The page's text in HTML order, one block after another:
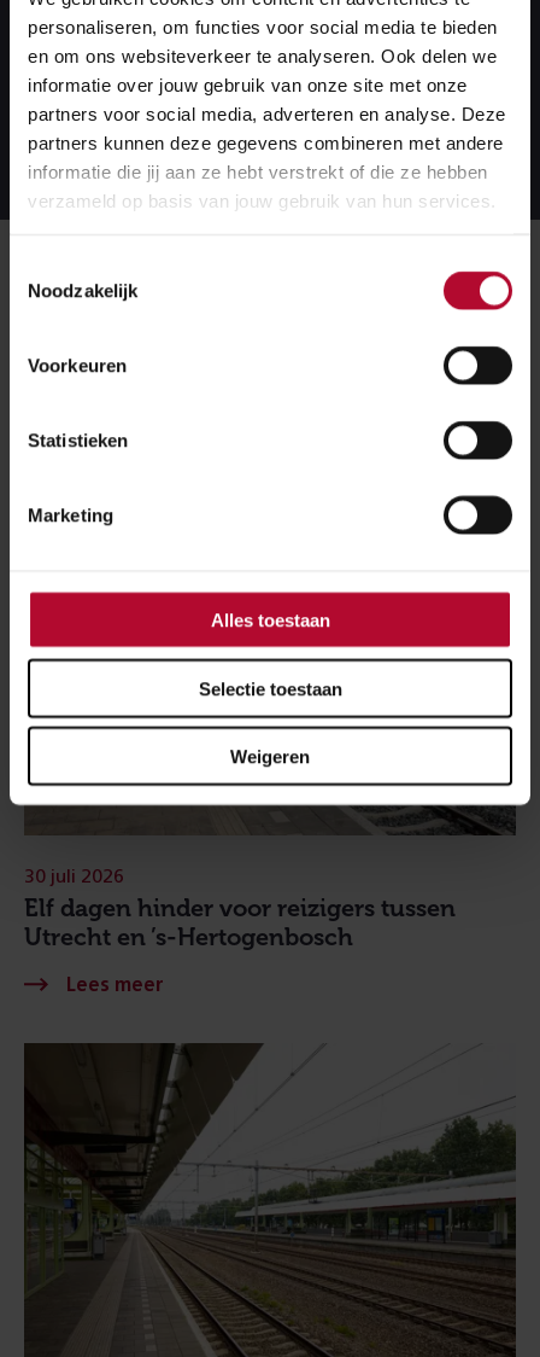
personaliseren, om functies voor social media te bieden
en om ons websiteverkeer te analyseren. Ook delen we
informatie over jouw gebruik van onze site met onze
partners voor social media, adverteren en analyse. Deze
partners kunnen deze gegevens combineren met andere
informatie die jij aan ze hebt verstrekt of die ze hebben
verzameld op basis van jouw gebruik van hun services.
Noodzakelijk
Voorkeuren
Statistieken
Marketing
Alles toestaan
Selectie toestaan
Weigeren
ProRail vervangt de oude kap door een nieuw
ontwerp dat voldoet aan de eisen van nu.
Lees meer over dit project
Lees
over
dit
Elf dagen hinder voor reizigers tussen
Utrecht en ’s-Hertogenbosch
30 juli 2026